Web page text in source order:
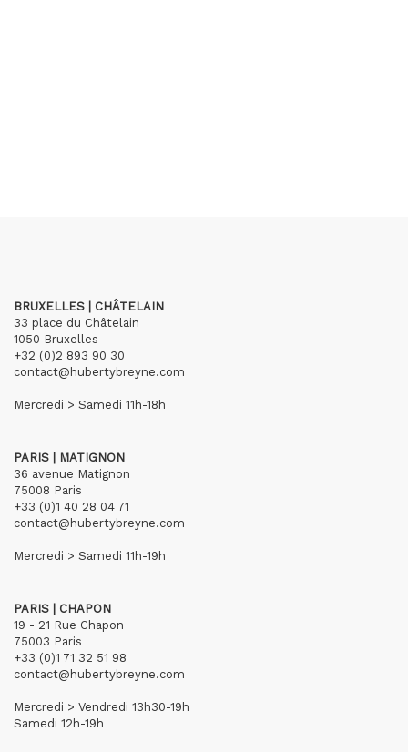
BRUXELLES | CHÂTELAIN
33 place du Châtelain
1050 Bruxelles
+32 (0)2 893 90 30
contact@hubertybreyne.com
Mercredi > Samedi 11h-18h
PARIS | MATIGNON
36 avenue Matignon
75008 Paris
+33 (0)1 40 28 04 71
contact@hubertybreyne.com
Mercredi > Samedi 11h-19h
PARIS | CHAPON
19 - 21 Rue Chapon
75003 Paris
+33 (0)1 71 32 51 98
contact@hubertybreyne.com
Mercredi > Vendredi 13h30-19h
Samedi 12h-19h